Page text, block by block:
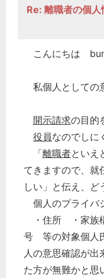
Re: 離職者の個人
こんにちは
私個人としての
開示請求の目的
役員なのでしに
「離職者といえ
てきますので、就
しい」と伝え、ど
個人のプライバ
・住所 ・家族
号 等の対象個人
人の意思確認が出
た方が無難かと思